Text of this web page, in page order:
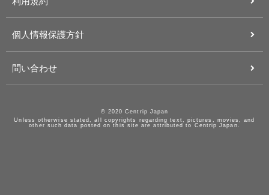
個人情報保護方針
問い合わせ
© 2020 Centrip Japan
Unless otherwise stated, all copyrights regarding text, pictures, movies, and
other such data posted on this site are attributed to Centrip Japan.